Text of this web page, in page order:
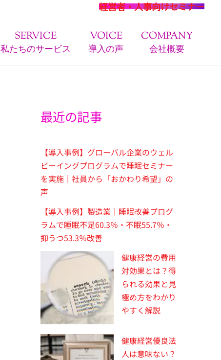
経営者・人事向けセミナー
SERVICE
私たちのサービス
VOICE
導入の声
COMPANY
会社概要
最近の記事
【導入事例】グローバル企業のウェル
ビーイングプログラムで睡眠セミナー
を実施｜社員から「おかわり希望」の
声
【導入事例】製造業｜睡眠改善プログ
ラムで睡眠不足60.3％・不眠55.7％・
抑うつ53.3％改善
健康経営の費用
対効果とは？得
られる効果と見
極め方をわかり
やすく解説
健康経営優良法
人は意味ない？